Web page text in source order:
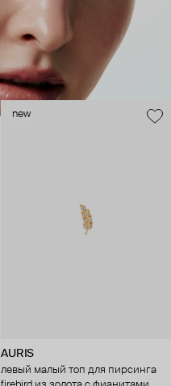
new
AURIS
левый малый топ для пирсинга